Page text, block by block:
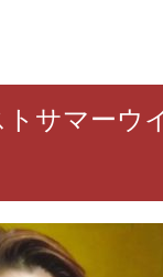
サマーウ